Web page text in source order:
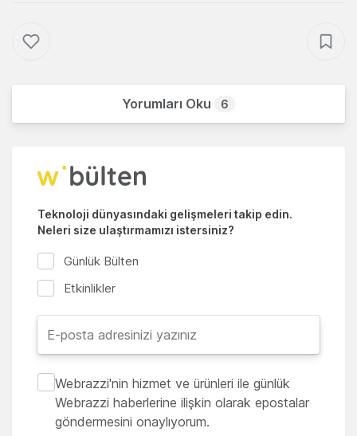
Yorumları Oku 6
Teknoloji dünyasındaki gelişmeleri takip edin.
Neleri size ulaştırmamızı istersiniz?
Günlük Bülten
Etkinlikler
Webrazzi'nin hizmet ve ürünleri ile günlük
Webrazzi haberlerine ilişkin olarak epostalar
göndermesini onaylıyorum.